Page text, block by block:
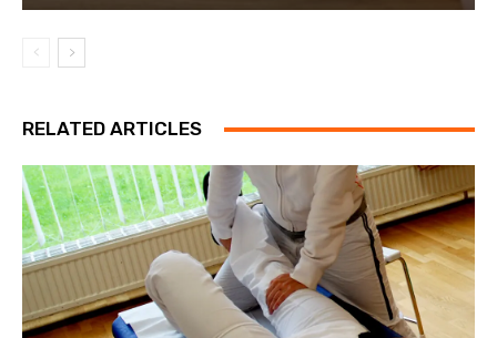
RELATED ARTICLES